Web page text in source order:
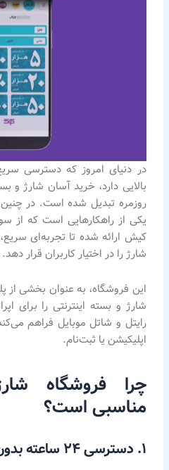
در دنیای امروز که دسترسی
بالایی دارد، خرید آسان شارژ و
روزمره تبدیل شده است. در
یکی از راهکارهایی است که از
کیش ارائه شده تا تجربه‌ای
شارژ را در اختیار کاربران قرار دهد.
این فروشگاه، به عنوان بخشی از
شارژ و بسته اینترنتی را برای
رایتل و شاتل موبایل فراهم
اپلیکیشن یا ثبت‌نام.
چرا فروشگاه
مناسبی است؟
۱. دسترسی ۲۴ ساعته بدون محدودیت